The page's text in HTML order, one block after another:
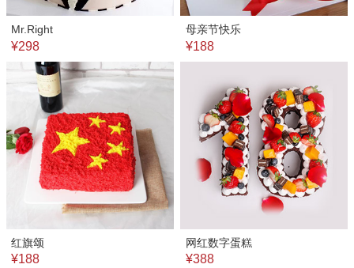
Mr.Right
¥298
母亲节快乐
¥188
红旗颂
¥188
网红数字蛋糕
¥388